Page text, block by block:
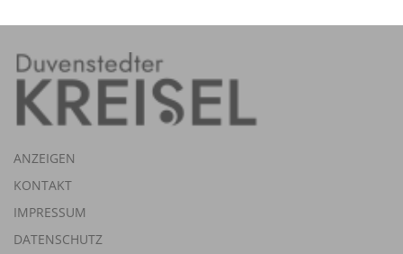
ANZEIGEN
KONTAKT
IMPRESSUM
DATENSCHUTZ